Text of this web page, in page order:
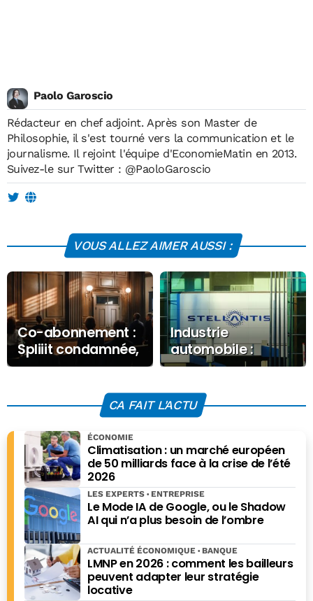
Paolo Garoscio
Rédacteur en chef adjoint. Après son Master de
Philosophie, il s'est tourné vers la communication et le
journalisme. Il rejoint l'équipe d'EconomieMatin en 2013.
Suivez-le sur Twitter : @PaoloGaroscio
VOUS ALLEZ AIMER AUSSI :
Co-abonnement :
Spliiit condamnée,
et maintenant ?
Industrie
automobile :
chômage partiel
Stellantis Poissy
CA FAIT L'ACTU
Climatisation : un marché européen
de 50 milliards face à la crise de l’été
2026
ÉCONOMIE
Le Mode IA de Google, ou le Shadow
AI qui n’a plus besoin de l’ombre
LES EXPERTS ENTREPRISE
LMNP en 2026 : comment les bailleurs
peuvent adapter leur stratégie
locative
ACTUALITÉ ÉCONOMIQUE BANQUE